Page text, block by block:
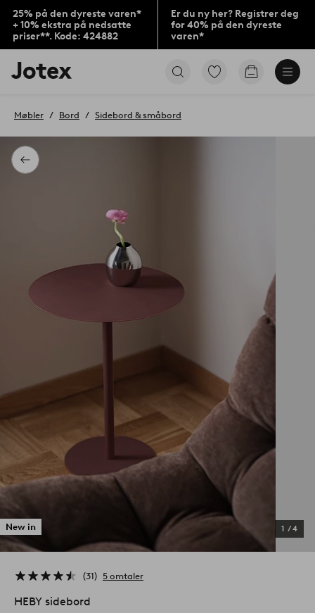
25% på den dyreste varen*
+ 10% ekstra på nedsatte
priser**. Kode: 424882
Er du ny her? Registrer deg
for 40% på den dyreste
varen*
Jotex’
logo
til
Gå
Gå
Tilbake
Møbler Bord Sidebord & småbord
New in 1 /4
31 5 omtaler
HEBY sidebord